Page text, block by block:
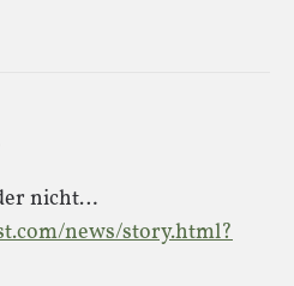
nicht…
news/story.html?